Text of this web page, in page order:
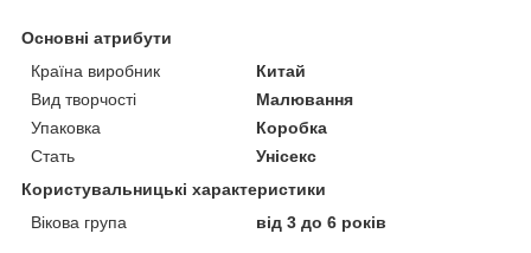
Основні атрибути
Країна виробник
Китай
Вид творчості
Малювання
Упаковка
Коробка
Стать
Унісекс
Користувальницькі характеристики
Вікова група
від 3 до 6 років